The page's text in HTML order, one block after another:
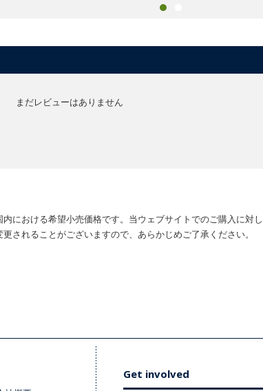
まだレビューはありません
における希望小売価格です。当ウェブサイトでのご購入に対
されることがございますので、あらかじめご了承ください。
Get involved